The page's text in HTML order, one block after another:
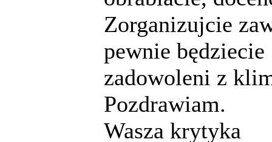
Zorganizujcie
pewnie będziecie
zadowoleni z
Pozdrawiam.
Wasza krytyka